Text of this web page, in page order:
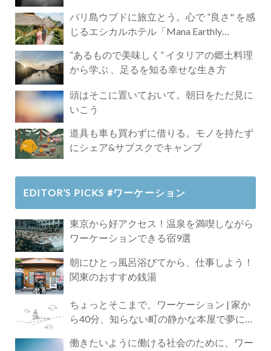
バリ島ウブドに旅立とう。心で ”良さ" を感
じるエシカルホテル「Mana Earthly
“あるもので美味しく” イタリアの郷土料理
から学ぶ 、足るを知る幸せな生き方
頭はそこに置いておいて。朝日をただ見に
いこう
道具も車も買わずに借りる。モノを持たず
にシェア&サブスクでキャンプ
EDITOR’S PICKS #ワーケーション
東京から好アクセス！温泉を満喫しながら
ワーケーションできる宿9選
朝にひとっ風呂浴びてから、仕事しよう！
関東のおすすめ銭湯
ちょっとそこまで、ワーケーション | 家か
ら40分、知らない町の静かな本屋で夢に近
働きたいように働ける社会のために、ワー